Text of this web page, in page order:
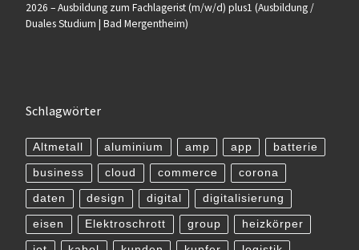
2026 – Ausbildung zum Fachlagerist (m/w/d) plus1 (Ausbildung /
Duales Studium | Bad Mergentheim)
Schlagwörter
Altmetall aluminium amp app batterie
business cloud commerce corona
daten design digital digitalisierung
eisen Elektroschrott group heizkörper